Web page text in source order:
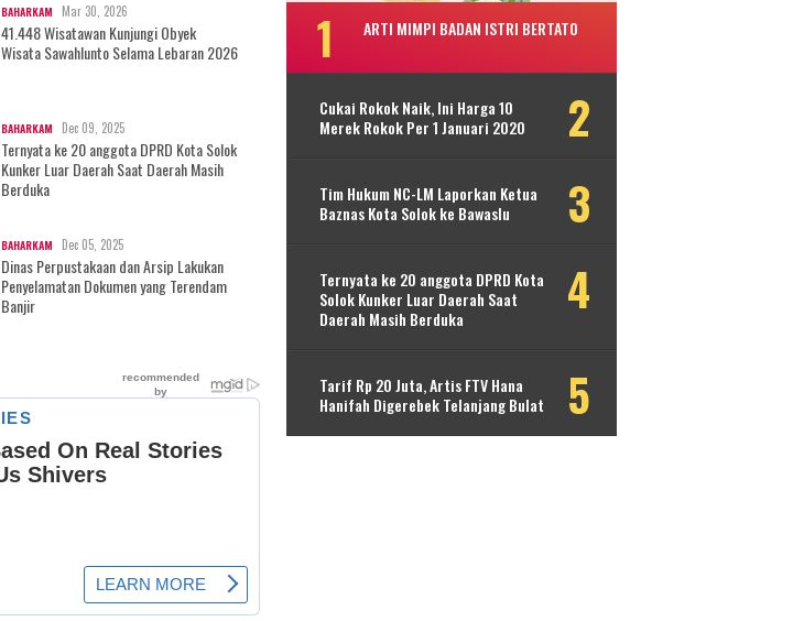
BAHARKAM Mar 30, 2026
41.448 Wisatawan Kunjungi Obyek
Wisata Sawahlunto Selama Lebaran 2026
BAHARKAM Dec 09, 2025
Ternyata ke 20 anggota DPRD Kota Solok
Kunker Luar Daerah Saat Daerah Masih
Berduka
BAHARKAM Dec 05, 2025
Dinas Perpustakaan dan Arsip Lakukan
Penyelamatan Dokumen yang Terendam
Banjir
ARTI MIMPI BADAN ISTRI BERTATO
Cukai Rokok Naik, Ini Harga 10
Merek Rokok Per 1 Januari 2020
Tim Hukum NC-LM Laporkan Ketua
Baznas Kota Solok ke Bawaslu
Ternyata ke 20 anggota DPRD Kota
Solok Kunker Luar Daerah Saat
Daerah Masih Berduka
Tarif Rp 20 Juta, Artis FTV Hana
Hanifah Digerebek Telanjang Bulat